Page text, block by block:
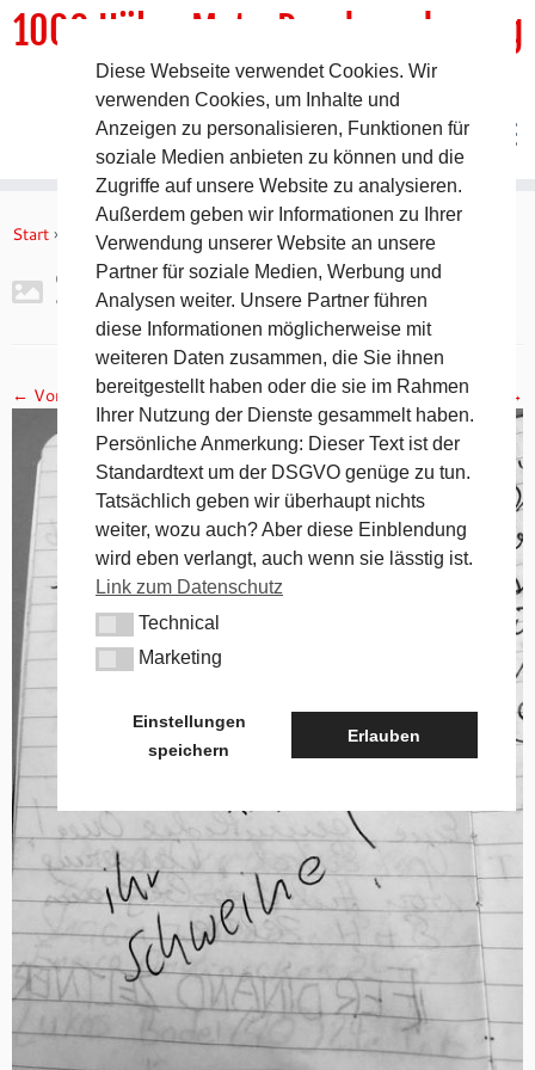
Inhalt
1000 HöhenMeterRundwanderweg
DER Rundwanderweg um Pommelsbrunn
Start » Gipfelbuch Ruine Lichtenstein » 2017-11-05 19.09.46
2017-11-05 19.09.46
← Vorheriges Nächstes →
Diese Webseite verwendet Cookies. Wir
verwenden Cookies, um Inhalte und
Anzeigen zu personalisieren, Funktionen für
soziale Medien anbieten zu können und die
Zugriffe auf unsere Website zu analysieren.
Außerdem geben wir Informationen zu Ihrer
Verwendung unserer Website an unsere
Partner für soziale Medien, Werbung und
Analysen weiter. Unsere Partner führen
diese Informationen möglicherweise mit
weiteren Daten zusammen, die Sie ihnen
bereitgestellt haben oder die sie im Rahmen
Ihrer Nutzung der Dienste gesammelt haben.
Persönliche Anmerkung: Dieser Text ist der
Standardtext um der DSGVO genüge zu tun.
Tatsächlich geben wir überhaupt nichts
weiter, wozu auch? Aber diese Einblendung
wird eben verlangt, auch wenn sie lässtig ist.
Link zum Datenschutz
TechnicalTechnical
MarketingMarketing
Einstellungen
speichern
Erlauben